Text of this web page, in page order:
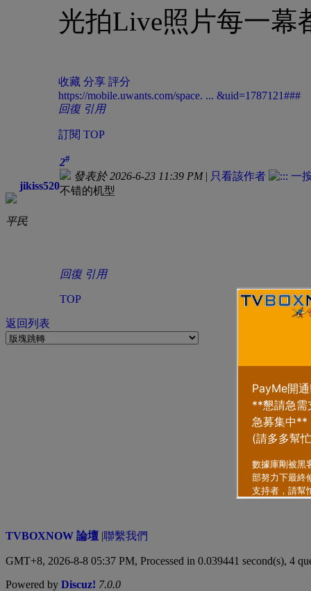
光拍Live照片每一幕
收藏 分享 評分
https://mobile.uwants.com/space. ... &uid=1787121###
回復 引用
訂閱 TOP
jikiss520
平民
2#
發表於 2026-6-23 11:39 PM| 只看該作者
不错的机型
回復 引用
TOP
返回列表
TVBOXNOW 論壇 |聯繫我們
GMT+8, 2026-8-8 05:37 PM, Processed in 0.039441 second(s), 4
Powered by Discuz! 7.0.0